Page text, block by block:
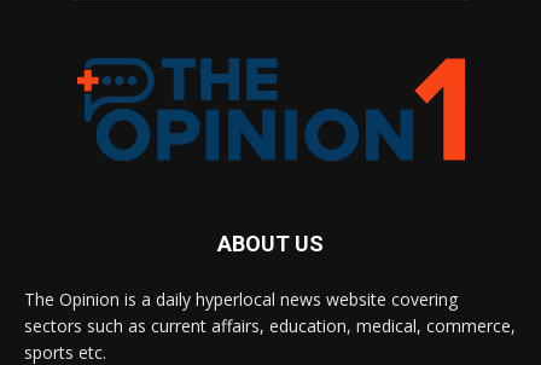
ABOUT US
The Opinion is a daily hyperlocal news website covering
sectors such as current affairs, education, medical, commerce,
sports etc.